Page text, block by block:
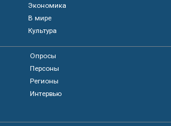
Экономика
В мире
Культура
Опросы
Персоны
Регионы
Интервью